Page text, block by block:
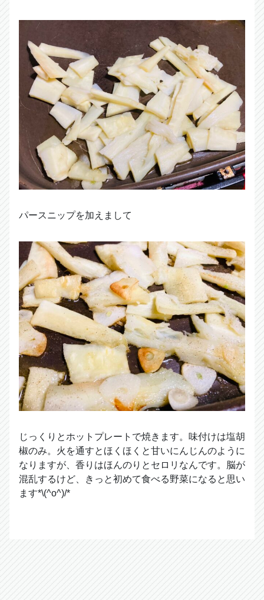
パースニップを加えまして
じっくりとホットプレートで焼きます。味付けは塩胡
椒のみ。火を通すとほくほくと甘いにんじんのように
なりますが、香りはほんのりとセロリなんです。脳が
混乱するけど、きっと初めて食べる野菜になると思い
ます*\(^o^)/*